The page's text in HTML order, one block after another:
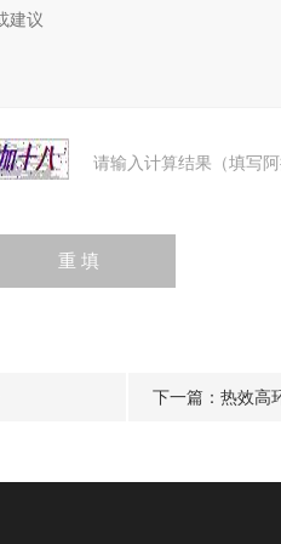
请输入计算结果（填写
下一篇： 热效高